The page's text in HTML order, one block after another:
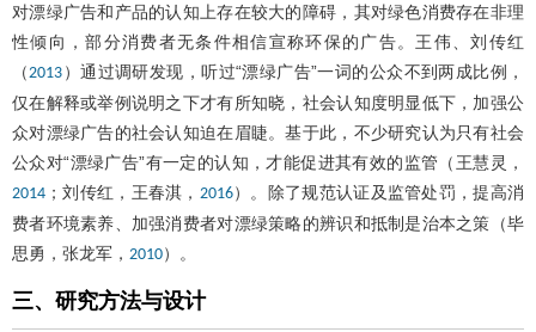
对漂绿广告和产品的认知上存在较大的障碍，其对绿色消费存在非理
性倾向，部分消费者无条件相信宣称环保的广告。王伟、刘传红
（2013 ）通过调研发现，听过“漂绿广告”一词的公众不到两成比例，
仅在解释或举例说明之下才有所知晓，社会认知度明显低下，加强公
众对漂绿广告的社会认知迫在眉睫。基于此，不少研究认为只有社会
公众对“漂绿广告”有一定的认知，才能促进其有效的监管（王慧灵，
2014 ；刘传红，王春淇， 2016）。除了规范认证及监管处罚，提高消
费者环境素养、加强消费者对漂绿策略的辨识和抵制是治本之策（毕
思勇，张龙军， 2010）。
三、研究方法与设计